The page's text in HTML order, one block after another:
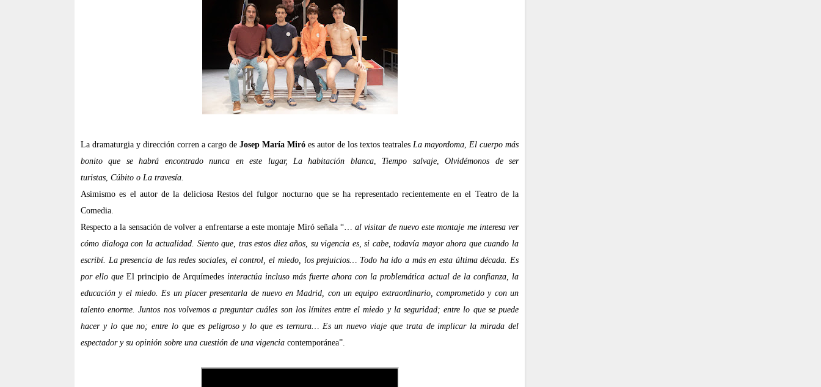
La dramaturgia y dirección corren a cargo de Josep María Miró es autor de los textos teatrales La mayordoma, El cuerpo más
bonito que se habrá encontrado nunca en este lugar, La habitación blanca, Tiempo salvaje,Olvidémonos de ser
turistas, Cúbito o La travesía.
Asimismo es el autor de la deliciosa Restos del fulgor nocturno que se ha representado recientemente en el Teatro de la
Comedia.
Respecto a la sensación de volver a enfrentarse a este montaje Miró señala “…al visitar de nuevo este montaje me interesa ver
cómo dialoga con la actualidad. Siento que, tras estos diez años, su vigencia es, si cabe, todavía mayor ahora que cuando la
escribí. La presencia de las redes sociales, el control, el miedo, los prejuicios… Todo ha ido a más en esta última década. Es
por ello queEl principio de Arquímedesinteractúa incluso más fuerte ahora con la problemática actual de la confianza, la
educación y el miedo. Es un placer presentarla de nuevo en Madrid, con un equipo extraordinario, comprometido y con un
talento enorme. Juntos nos volvemos a preguntar cuáles son los límites entre el miedo y la seguridad; entre lo que se puede
hacer y lo que no; entre lo que es peligroso y lo que es ternura… Es un nuevo viaje que trata de implicar la mirada del
espectador y su opinión sobre una cuestión de una vigencia contemporánea”.